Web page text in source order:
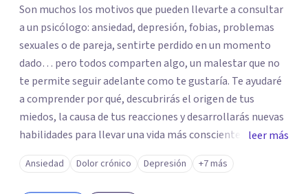
Son muchos los motivos que pueden llevarte a consultar
a un psicólogo: ansiedad, depresión, fobias, problemas
sexuales o de pareja, sentirte perdido en un momento
dado… pero todos comparten algo, un malestar que no
te permite seguir adelante como te gustaría. Te ayudaré
a comprender por qué, descubrirás el origen de tus
miedos, la causa de tus reacciones y desarrollarás nuevas
habilidades para llevar una vida más consciente y
satisfactoria. Aún sin causa aparente, la mente puede
llegar a bloquearte, impedirte disfrutar o lastrar tu
desarrollo personal y profesional. Por todo ello te animo
leer más
Ansiedad Dolor crónico Depresión +7 más